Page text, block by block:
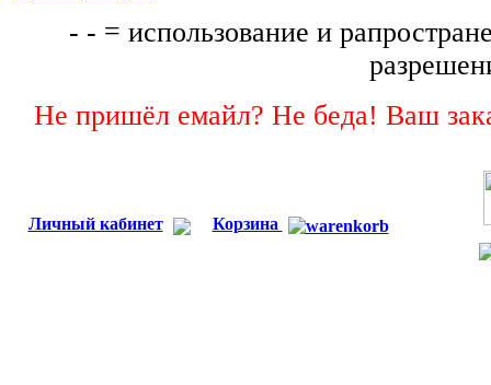
- - = использование и
Не пришёл емайл? Не беда! Ваш
Личный кабинет Корзина